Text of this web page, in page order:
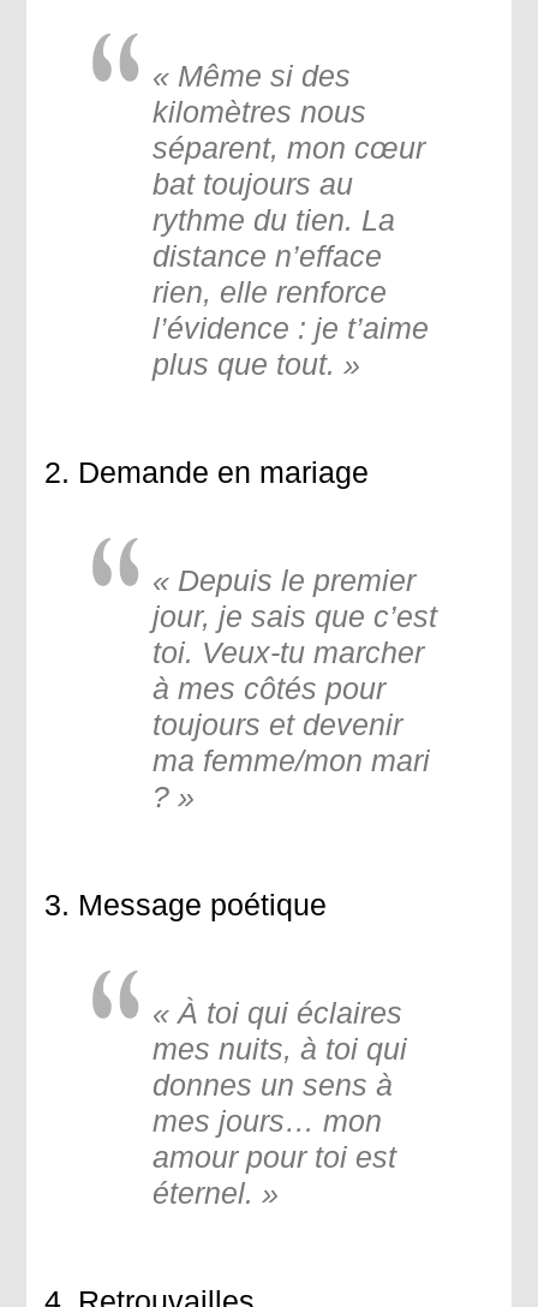
« Même si des
kilomètres nous
séparent, mon cœur
bat toujours au
rythme du tien. La
distance n’efface
rien, elle renforce
l’évidence : je t’aime
plus que tout. »
2. Demande en mariage
« Depuis le premier
jour, je sais que c’est
toi. Veux-tu marcher
à mes côtés pour
toujours et devenir
ma femme/mon mari
? »
3. Message poétique
« À toi qui éclaires
mes nuits, à toi qui
donnes un sens à
mes jours… mon
amour pour toi est
éternel. »